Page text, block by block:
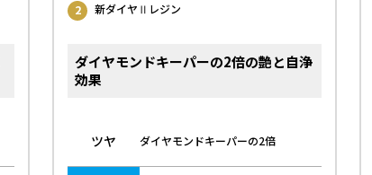
2 新ダイヤⅡレジン
ダイヤモンドキーパーの2倍の艶と自浄
効果
ツヤ ダイヤモンドキーパーの2倍